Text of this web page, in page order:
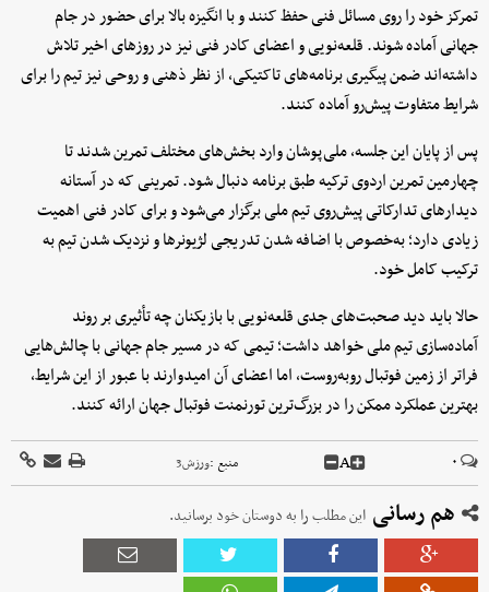
تمرکز خود را روی مسائل فنی حفظ کنند و با انگیزه بالا برای حضور در جام
جهانی آماده شوند. قلعه‌نویی و اعضای کادر فنی نیز در روزهای اخیر تلاش
داشته‌اند ضمن پیگیری برنامه‌های تاکتیکی، از نظر ذهنی و روحی نیز تیم را برای
شرایط متفاوت پیش‌رو آماده کنند.
پس از پایان این جلسه، ملی‌پوشان وارد بخش‌های مختلف تمرین شدند تا
چهارمین تمرین اردوی ترکیه طبق برنامه دنبال شود. تمرینی که در آستانه
دیدارهای تدارکاتی پیش‌روی تیم ملی برگزار می‌شود و برای کادر فنی اهمیت
زیادی دارد؛ به‌خصوص با اضافه شدن تدریجی لژیونرها و نزدیک شدن تیم به
ترکیب کامل خود.
حالا باید دید صحبت‌های جدی قلعه‌نویی با بازیکنان چه تأثیری بر روند
آماده‌سازی تیم ملی خواهد داشت؛ تیمی که در مسیر جام جهانی با چالش‌هایی
فراتر از زمین فوتبال روبه‌روست، اما اعضای آن امیدوارند با عبور از این شرایط،
بهترین عملکرد ممکن را در بزرگ‌ترین تورنمنت فوتبال جهان ارائه کنند.
۰ A منبع :ورزش3
هم رسانی این مطلب را به دوستان خود برسانید.